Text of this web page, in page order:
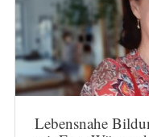
Lebensnahe